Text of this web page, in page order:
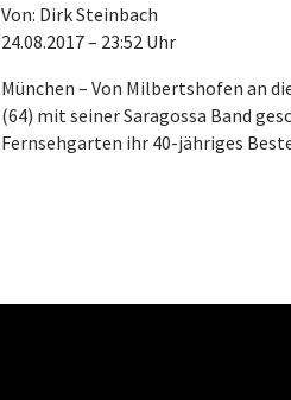
Von: Dirk Steinbach
24.08.2017 – 23:52 Uhr
München – Von Milbertshofen an
(64) mit seiner Saragossa Band
Fernsehgarten ihr 40-jähriges